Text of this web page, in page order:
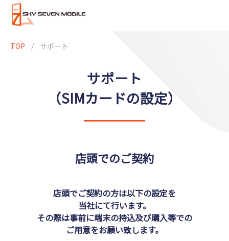
TOP / サポート
サポート
（SIMカードの設定）
店頭でのご契約
店頭でご契約の方は以下の設定を
当社にて行います。
その際は事前に端末の持込及び購入等での
ご用意をお願い致します。